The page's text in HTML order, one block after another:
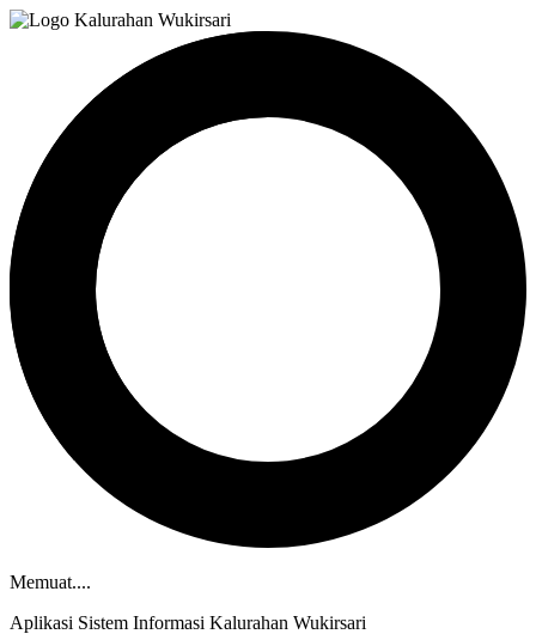
Memuat....
Aplikasi Sistem Informasi Kalurahan Wukirsari